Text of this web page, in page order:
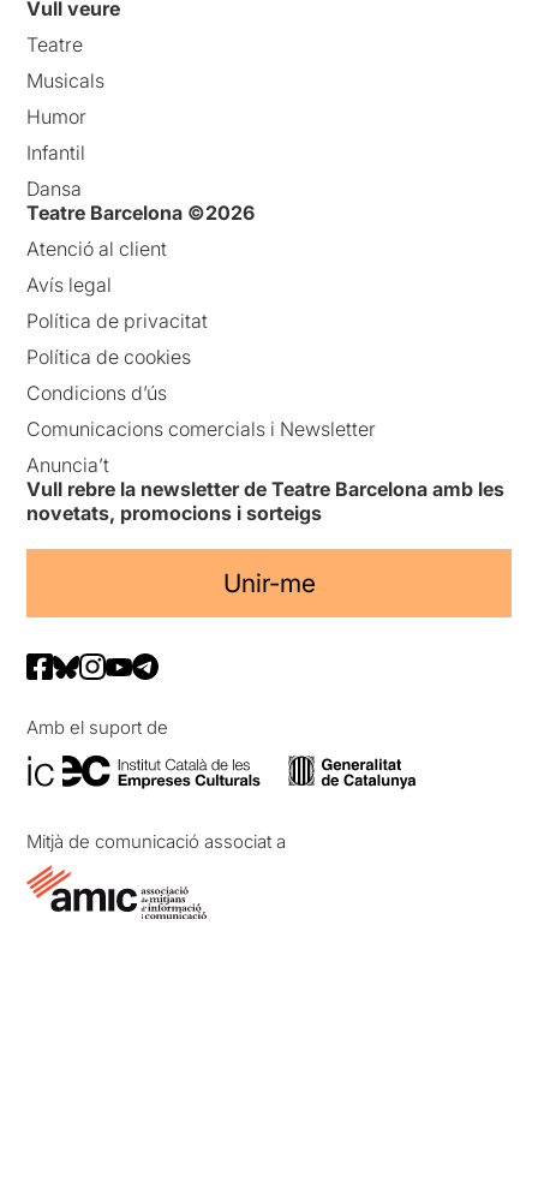
Vull veure
Teatre
Musicals
Humor
Infantil
Dansa
Teatre Barcelona ©2026
Atenció al client
Avís legal
Política de privacitat
Política de cookies
Condicions d’ús
Comunicacions comercials i Newsletter
Anuncia’t
Vull rebre la newsletter de Teatre Barcelona amb les
novetats, promocions i sorteigs
Unir-me
Amb el suport de
Mitjà de comunicació associat a